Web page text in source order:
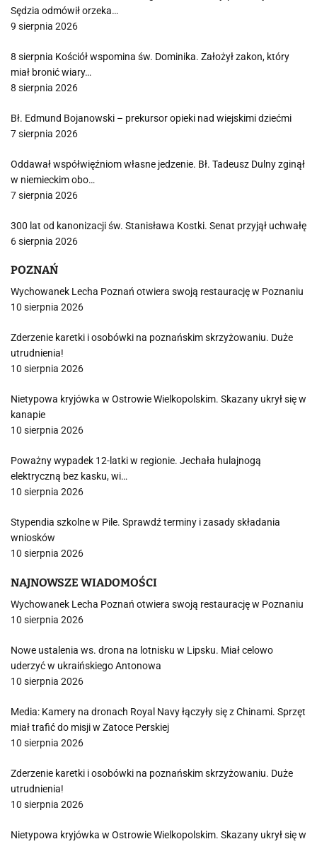
Sędzia odmówił orzeka…
9 sierpnia 2026
8 sierpnia Kościół wspomina św. Dominika. Założył zakon, który
miał bronić wiary…
8 sierpnia 2026
Bł. Edmund Bojanowski – prekursor opieki nad wiejskimi dziećmi
7 sierpnia 2026
Oddawał współwięźniom własne jedzenie. Bł. Tadeusz Dulny zginął
w niemieckim obo…
7 sierpnia 2026
300 lat od kanonizacji św. Stanisława Kostki. Senat przyjął uchwałę
6 sierpnia 2026
POZNAŃ
Wychowanek Lecha Poznań otwiera swoją restaurację w Poznaniu
10 sierpnia 2026
Zderzenie karetki i osobówki na poznańskim skrzyżowaniu. Duże
utrudnienia!
10 sierpnia 2026
Nietypowa kryjówka w Ostrowie Wielkopolskim. Skazany ukrył się w
kanapie
10 sierpnia 2026
Poważny wypadek 12-latki w regionie. Jechała hulajnogą
elektryczną bez kasku, wi…
10 sierpnia 2026
Stypendia szkolne w Pile. Sprawdź terminy i zasady składania
wniosków
10 sierpnia 2026
NAJNOWSZE WIADOMOŚCI
Wychowanek Lecha Poznań otwiera swoją restaurację w Poznaniu
10 sierpnia 2026
Nowe ustalenia ws. drona na lotnisku w Lipsku. Miał celowo
uderzyć w ukraińskiego Antonowa
10 sierpnia 2026
Media: Kamery na dronach Royal Navy łączyły się z Chinami. Sprzęt
miał trafić do misji w Zatoce Perskiej
10 sierpnia 2026
Zderzenie karetki i osobówki na poznańskim skrzyżowaniu. Duże
utrudnienia!
10 sierpnia 2026
Nietypowa kryjówka w Ostrowie Wielkopolskim. Skazany ukrył się w